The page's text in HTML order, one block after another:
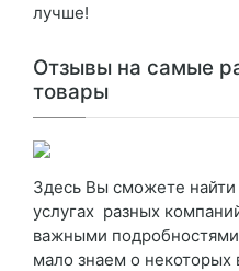
лучше!
Отзывы на самые
товары
Здесь Вы сможете найти
услугах разных
важными
мало знаем о